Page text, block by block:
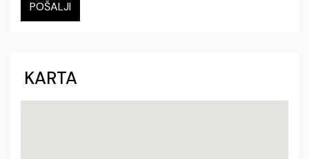
POŠALJI
KARTA